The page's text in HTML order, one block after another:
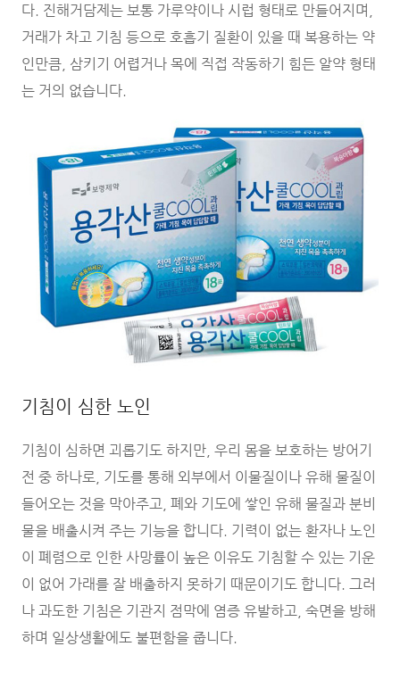
다. 진해거담제는 보통 가루약이나 시럽 형태로 만들어지며,
거래가 차고 기침 등으로 호흡기 질환이 있을 때 복용하는 약
인만큼, 삼키기 어렵거나 목에 직접 작동하기 힘든 알약 형태
는 거의 없습니다.
기침이 심한 노인
기침이 심하면 괴롭기도 하지만, 우리 몸을 보호하는 방어기
전 중 하나로, 기도를 통해 외부에서 이물질이나 유해 물질이
들어오는 것을 막아주고, 폐와 기도에 쌓인 유해 물질과 분비
물을 배출시켜 주는 기능을 합니다. 기력이 없는 환자나 노인
이 폐렴으로 인한 사망률이 높은 이유도 기침할 수 있는 기운
이 없어 가래를 잘 배출하지 못하기 때문이기도 합니다. 그러
나 과도한 기침은 기관지 점막에 염증 유발하고, 숙면을 방해
하며 일상생활에도 불편함을 줍니다.